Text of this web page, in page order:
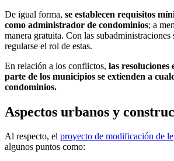
De igual forma, se establecen requisitos
como administrador de condominios; a
manera gratuita. Con las subadministraciones
regularse el rol de estas.
En relación a los conflictos, las resoluciones
parte de los municipios se extienden a
condominios.
Aspectos urbanos y
Al respecto, el proyecto de modificación de
algunos puntos como: